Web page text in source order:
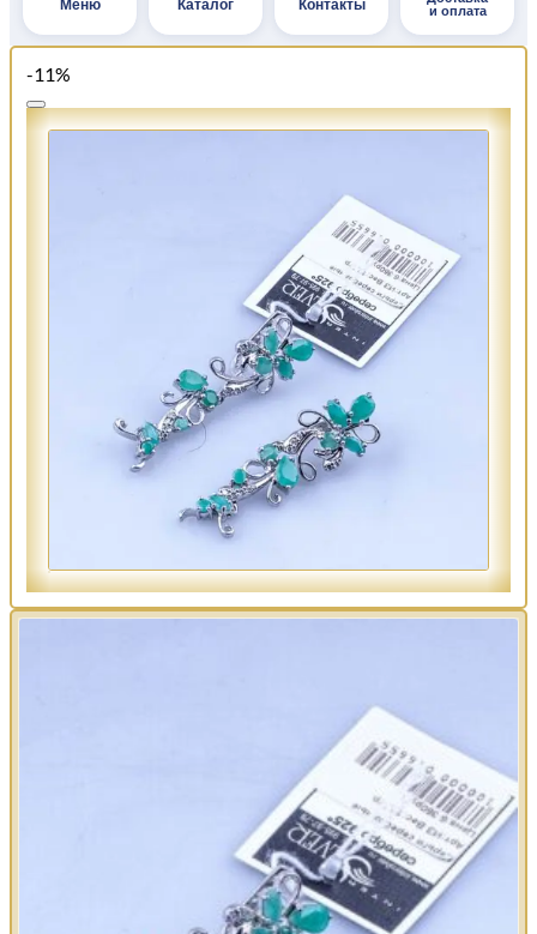
Меню Каталог Контакты
и оплата
-11%